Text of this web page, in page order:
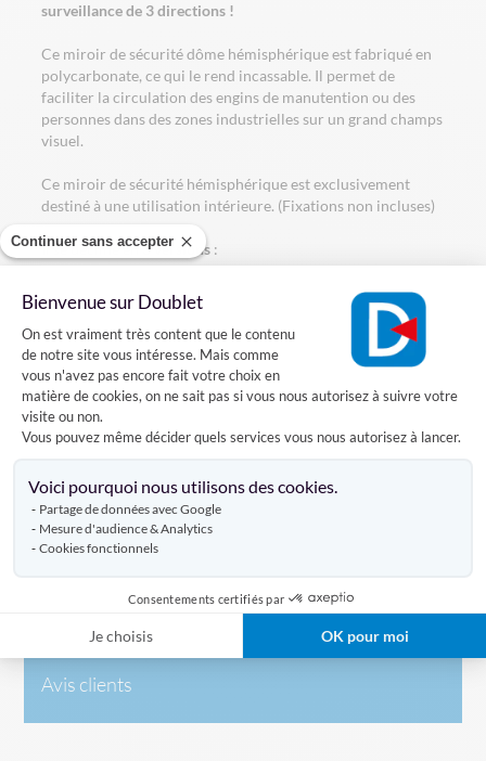
Continuer sans accepter
Bienvenue sur Doublet
Plateforme de Gestion du
On est vraiment très content que le contenu
de notre site vous intéresse. Mais comme
vous n'avez pas encore fait votre choix en
matière de cookies, on ne sait pas si vous nous autorisez à suivre votre
visite ou non.
Vous pouvez même décider quels services vous nous autorisez à lancer.
Voici pourquoi nous utilisons des cookies.
Partage de données avec Google
Mesure d'audience & Analytics
Cookies fonctionnels
Consentements certifiés par
Je choisis OK pour moi
surveillance de 3 directions !
Ce miroir de sécurité dôme hémisphérique est fabriqué en
polycarbonate, ce qui le rend incassable. Il permet de
faciliter la circulation des engins de manutention ou des
personnes dans des zones industrielles sur un grand champs
visuel.
Ce miroir de sécurité hémisphérique est exclusivement
destiné à une utilisation intérieure. (Fixations non incluses)
Il se décline en3 versions :
- Miroir de sécurité hémisphérique 1/4 dôme - 90 degrés
Il permet de voir jusqu'à 3 mètres
- Miroir de sécurité hémisphérique 1/2 dôme - 180 degrés
Il permet de voir jusqu'à 6 mètres
- Miroir de sécurité hémisphérique dôme - 360 degrés
Il permet de voir jusqu'à 6 mètres
Caractéristiques
Avis clients